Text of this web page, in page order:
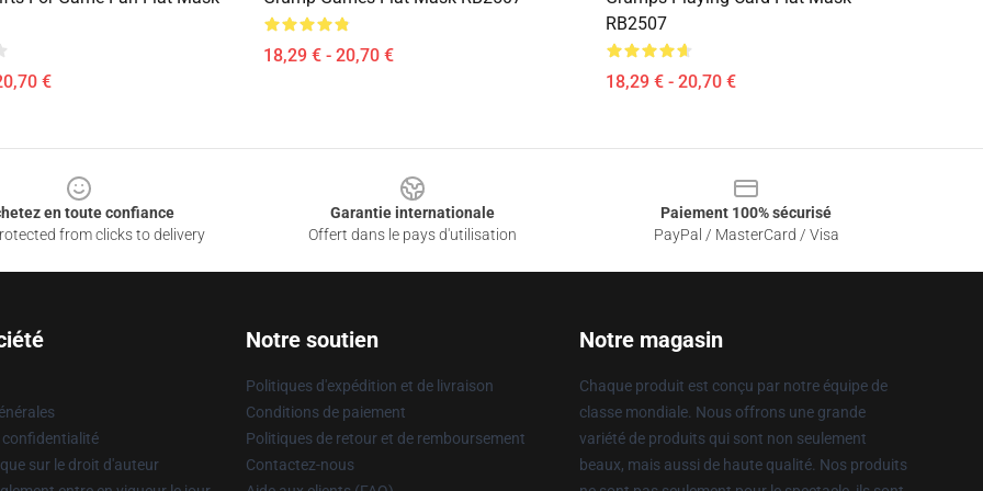
€
18,29 € - 20,70 €
RB2507
18,29 € - 20,70 €
en toute confiance
from clicks to delivery
Garantie internationale
Offert dans le pays d'utilisation
Paiement 100% sécurisé
PayPal / MasterCard / Visa
confidentialité
sur le droit d'auteur
Notre soutien
Politiques d'expédition et de livraison
Conditions de paiement
Politiques de retour et de remboursement
Contactez-nous
Notre magasin
Chaque produit est conçu par notre équipe de
classe mondiale. Nous offrons une grande
variété de produits qui sont non seulement
beaux, mais aussi de haute qualité. Nos produits